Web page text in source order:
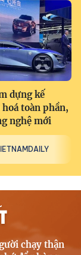
dựng kế
toàn phần,
nghệ mới
chạy thận